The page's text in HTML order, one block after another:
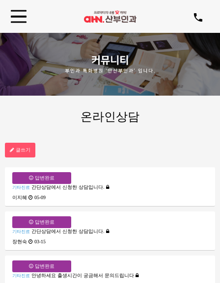
온라인상담
글쓰기
답변완료
기타진료 간단상담에서 신청한 상담입니다.
이지혜
05-09
답변완료
기타진료 간단상담에서 신청한 상담입니다.
장현숙
03-15
답변완료
기타진료 안녕하세요 출생시간이 궁금해서 문의드립니다